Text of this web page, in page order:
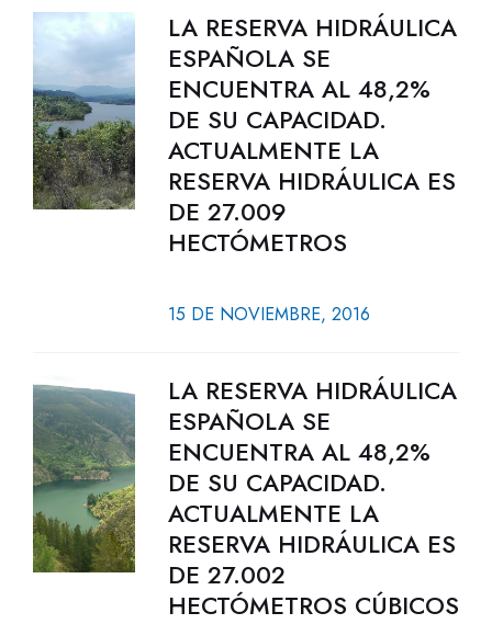
LA RESERVA HIDRÁULICA
ESPAÑOLA SE
ENCUENTRA AL 48,2%
DE SU CAPACIDAD.
ACTUALMENTE LA
RESERVA HIDRÁULICA ES
DE 27.009
HECTÓMETROS
15 DE NOVIEMBRE, 2016
LA RESERVA HIDRÁULICA
ESPAÑOLA SE
ENCUENTRA AL 48,2%
DE SU CAPACIDAD.
ACTUALMENTE LA
RESERVA HIDRÁULICA ES
DE 27.002
HECTÓMETROS CÚBICOS